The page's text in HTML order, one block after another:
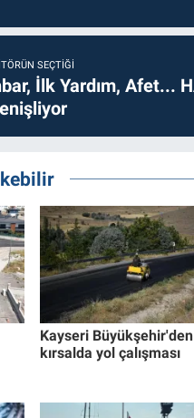
SEÇTIĞI
İlk Yardım, Afet...
Kayseri Büyükşehir'den
kırsalda yol çalışması